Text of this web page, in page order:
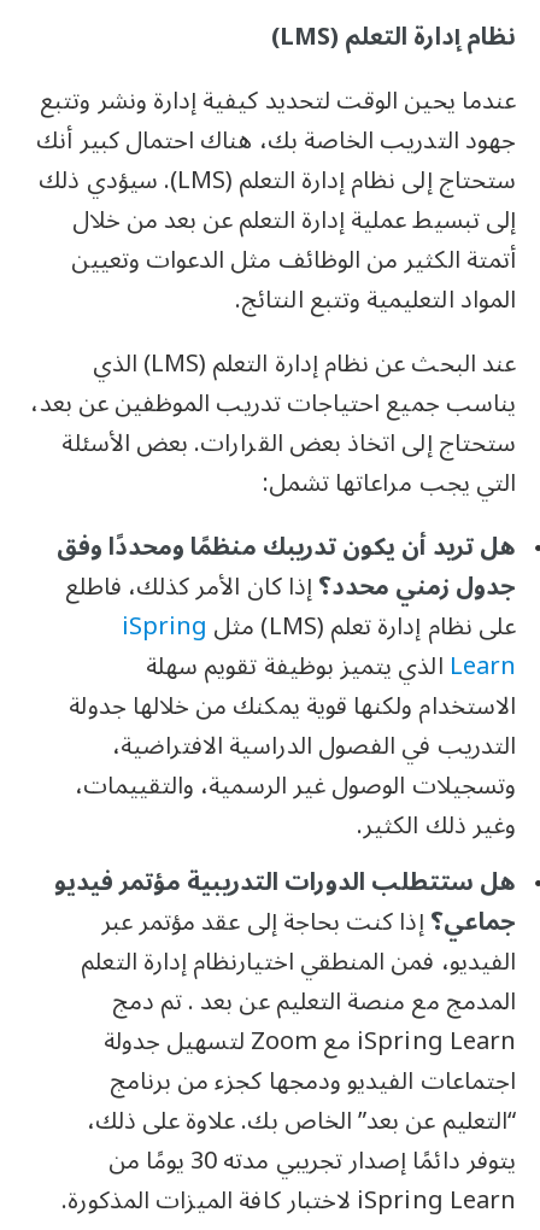
نظام إدارة التعلم (LMS)
عندما يحين الوقت لتحديد كيفية إدارة ونشر وتتبع
جهود التدريب الخاصة بك، هناك احتمال كبير أنك
ستحتاج إلى نظام إدارة التعلم (LMS). سيؤدي ذلك
إلى تبسيط عملية إدارة التعلم عن بعد من خلال
أتمتة الكثير من الوظائف مثل الدعوات وتعيين
المواد التعليمية وتتبع النتائج.
عند البحث عن نظام إدارة التعلم (LMS) الذي
يناسب جميع احتياجات تدريب الموظفين عن بعد،
ستحتاج إلى اتخاذ بعض القرارات. بعض الأسئلة
التي يجب مراعاتها تشمل:
هل تريد أن يكون تدريبك منظمًا ومحددًا وفق
جدول زمني محدد؟إذا كان الأمر كذلك، فاطلع
على نظام إدارة تعلم (LMS) مثل iSpring
Learnالذي يتميز بوظيفة تقويم سهلة
الاستخدام ولكنها قوية يمكنك من خلالها جدولة
التدريب في الفصول الدراسية الافتراضية،
وتسجيلات الوصول غير الرسمية، والتقييمات،
وغير ذلك الكثير.
هل ستتطلب الدورات التدريبية مؤتمر فيديو
جماعي؟إذا كنت بحاجة إلى عقد مؤتمر عبر
الفيديو، فمن المنطقي اختيارنظام إدارة التعلم
المدمج مع منصة التعليم عن بعد . تم دمج
iSpring Learn مع Zoom لتسهيل جدولة
اجتماعات الفيديو ودمجها كجزء من برنامج
“التعليم عن بعد” الخاص بك. علاوة على ذلك،
يتوفر دائمًا إصدار تجريبي مدته 30 يومًا من
iSpring Learn لاختبار كافة الميزات المذكورة.